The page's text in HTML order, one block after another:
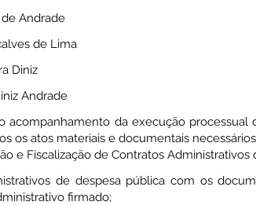
Andrade
de Lima
Diniz
Andrade
acompanhamento da execução processual
os atos materiais e documentais
e Fiscalização de Contratos Administrativos
de despesa pública com os
firmado;